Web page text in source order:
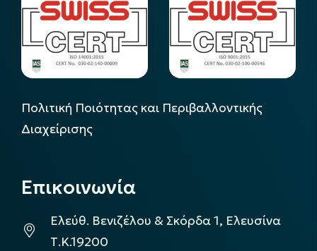
Πολιτική Ποιότητας και Περιβαλλοντικής
Διαχείρισης
Επικοινωνία
Ελεύθ. Βενιζέλου & Σκόρδα 1, Ελευσίνα
Τ.Κ.19200